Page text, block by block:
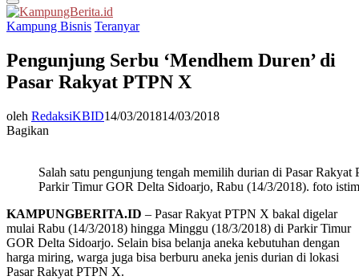
Primary
Menu
Kampung Bisnis Teranyar
Pengunjung Serbu ‘Mendhem Duren’ di
Pasar Rakyat PTPN X
oleh RedaksiKBID14/03/201814/03/2018
Bagikan
Salah satu pengunjung tengah memilih durian di Pasar
Parkir Timur GOR Delta Sidoarjo, Rabu (14/3/2018). foto
KAMPUNGBERITA.ID – Pasar Rakyat PTPN X bakal digelar
mulai Rabu (14/3/2018) hingga Minggu (18/3/2018) di Parkir Timur
GOR Delta Sidoarjo. Selain bisa belanja aneka kebutuhan dengan
harga miring, warga juga bisa berburu aneka jenis durian di lokasi
Pasar Rakyat PTPN X.